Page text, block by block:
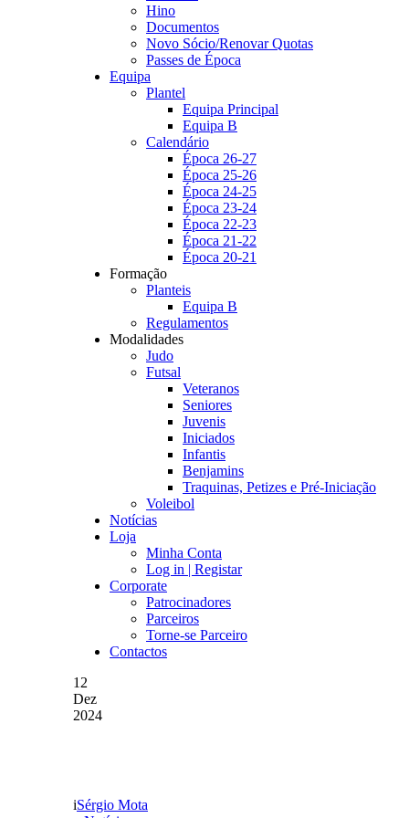
Hino
Documentos
Novo Sócio/Renovar Quotas
Passes de Época
Equipa
Plantel
Equipa Principal
Equipa B
Calendário
Época 26-27
Época 25-26
Época 24-25
Época 23-24
Época 22-23
Época 21-22
Época 20-21
Formação
Planteis
Equipa B
Regulamentos
Modalidades
Judo
Futsal
Veteranos
Seniores
Juvenis
Iniciados
Infantis
Benjamins
Traquinas, Petizes e Pré-Iniciação
Voleibol
Notícias
Loja
Minha Conta
Log in | Registar
Corporate
Patrocinadores
Parceiros
Torne-se Parceiro
Contactos
12
Dez
2024
Sérgio Mota